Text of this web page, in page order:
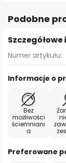
Podobne
Numer artykułu:
Informacje o
Bez
możliwości
ściemniani
a
Preferowane